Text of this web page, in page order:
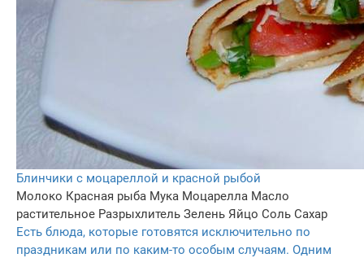
Блинчики с моцареллой и красной рыбой
Молоко Красная рыба Мука Моцарелла Масло
растительное Разрыхлитель Зелень Яйцо Соль Сахар
Есть блюда, которые готовятся исключительно по
праздникам или по каким-то особым случаям. Одним